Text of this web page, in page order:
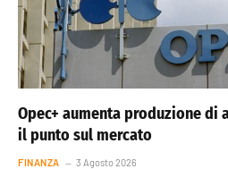
Opec+ aumenta produzione
il punto sul mercato
FINANZA 3 Agosto 2026